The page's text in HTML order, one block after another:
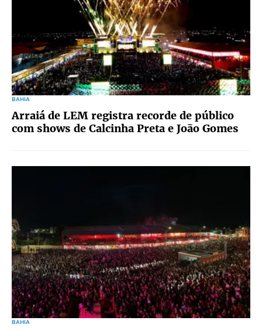
BAHIA
Arraiá de LEM registra recorde de público
com shows de Calcinha Preta e João Gomes
BAHIA